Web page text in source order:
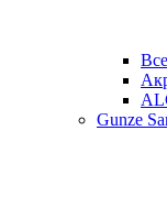
Gunze